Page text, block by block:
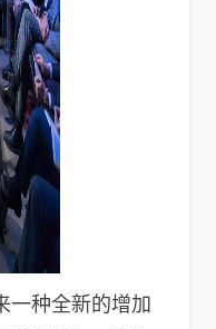
一种全新的增加